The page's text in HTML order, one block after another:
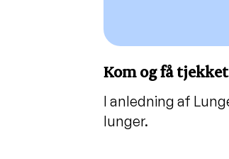
Kom og få
I anledning af
lunger.